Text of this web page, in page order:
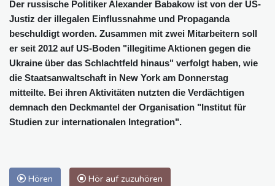
Der russische Politiker Alexander Babakow ist von der US-
Justiz der illegalen Einflussnahme und Propaganda
beschuldigt worden. Zusammen mit zwei Mitarbeitern soll
er seit 2012 auf US-Boden "illegitime Aktionen gegen die
Ukraine über das Schlachtfeld hinaus" verfolgt haben, wie
die Staatsanwaltschaft in New York am Donnerstag
mitteilte. Bei ihren Aktivitäten nutzten die Verdächtigen
demnach den Deckmantel der Organisation "Institut für
Studien zur internationalen Integration".
Hören Hör auf zuzuhören